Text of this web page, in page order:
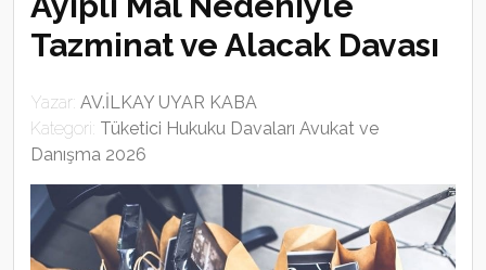
Tazminat ve Alacak Davası
Yazar: AV.İLKAY UYAR KABA
Kategori: Tüketici Hukuku Davaları Avukat ve
Danışma 2026